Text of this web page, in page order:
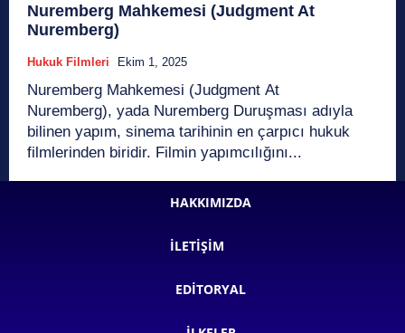
Nuremberg Mahkemesi (Judgment At
Nuremberg)
Hukuk Filmleri Ekim 1, 2025
Nuremberg Mahkemesi (Judgment At
Nuremberg), yada Nuremberg Duruşması adıyla
bilinen yapım, sinema tarihinin en çarpıcı hukuk
filmlerinden biridir. Filmin yapımcılığını...
HAKKIMIZDA
İLETIŞIM
EDITORYAL